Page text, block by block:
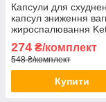
Капсули для
капсул зниження
жироспалювання
кето комплекс для
opt-D40-0014
274 ₴/комплект
548 ₴/комплект
Купити